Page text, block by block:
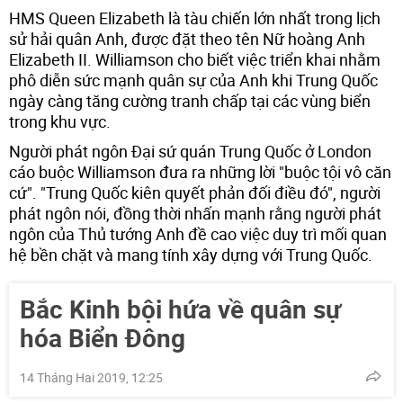
HMS Queen Elizabeth là tàu chiến lớn nhất trong lịch
sử hải quân Anh, được đặt theo tên Nữ hoàng Anh
Elizabeth II. Williamson cho biết việc triển khai nhằm
phô diễn sức mạnh quân sự của Anh khi Trung Quốc
ngày càng tăng cường tranh chấp tại các vùng biển
trong khu vực.
Người phát ngôn Đại sứ quán Trung Quốc ở London
cáo buộc Williamson đưa ra những lời "buộc tội vô căn
cứ". "Trung Quốc kiên quyết phản đối điều đó", người
phát ngôn nói, đồng thời nhấn mạnh rằng người phát
ngôn của Thủ tướng Anh đề cao việc duy trì mối quan
hệ bền chặt và mang tính xây dựng với Trung Quốc.
Bắc Kinh bội hứa về quân sự
hóa Biển Đông
14 Tháng Hai 2019, 12:25